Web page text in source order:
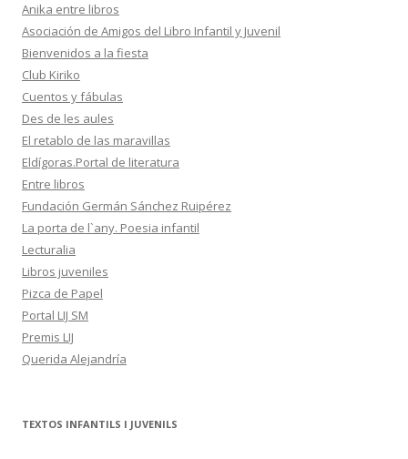
Anika entre libros
Asociación de Amigos del Libro Infantil y Juvenil
Bienvenidos a la fiesta
Club Kiriko
Cuentos y fábulas
Des de les aules
El retablo de las maravillas
Eldígoras.Portal de literatura
Entre libros
Fundación Germán Sánchez Ruipérez
La porta de l`any. Poesia infantil
Lecturalia
Libros juveniles
Pizca de Papel
Portal LIJ SM
Premis LIJ
Querida Alejandría
TEXTOS INFANTILS I JUVENILS